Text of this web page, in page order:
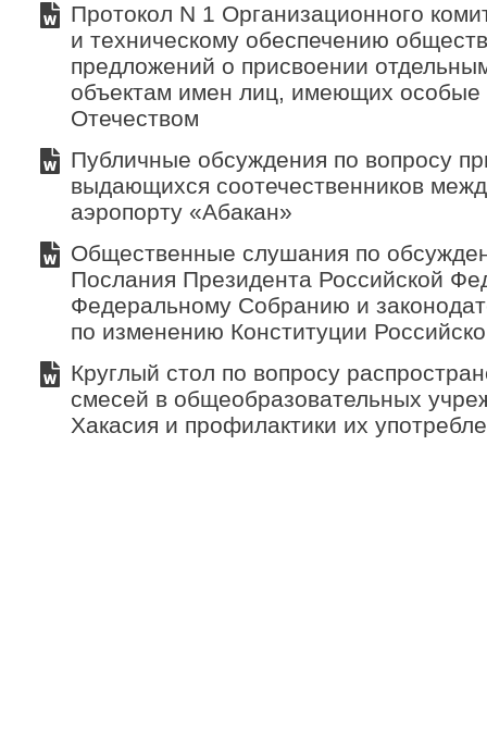
Протокол N 1 Организационного
и техническому обеспечению
предложений о присвоении
объектам имен лиц, имеющих особые
Отечеством
Публичные обсуждения по вопросу
выдающихся соотечественников
аэропорту «Абакан»
Общественные слушания по
Послания Президента Российской
Федеральному Собранию и
по изменению Конституции
Круглый стол по вопросу
смесей в общеобразовательных
Хакасия и профилактики их